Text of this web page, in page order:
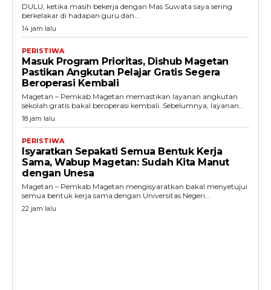
DULU, ketika masih bekerja dengan Mas Suwata saya sering
berkelakar di hadapan guru dan...
14 jam lalu
PERISTIWA
Masuk Program Prioritas, Dishub Magetan
Pastikan Angkutan Pelajar Gratis Segera
Beroperasi Kembali
Magetan – Pemkab Magetan memastikan layanan angkutan
sekolah gratis bakal beroperasi kembali. Sebelumnya, layanan...
18 jam lalu
PERISTIWA
Isyaratkan Sepakati Semua Bentuk Kerja
Sama, Wabup Magetan: Sudah Kita Manut
dengan Unesa
Magetan – Pemkab Magetan mengisyaratkan bakal menyetujui
semua bentuk kerja sama dengan Universitas Negeri...
22 jam lalu